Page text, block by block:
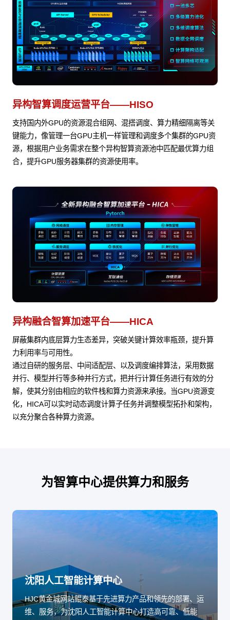
异构智算调度运营平台——HISO
支持国内外GPU的资源混合组网、混搭调度、算力精细隔离等关
键能力，像管理一台GPU主机一样管理和调度多个集群的GPU资
源，根据用户业务需求在整个异构智算资源池中匹配最优算力组
合，提升GPU服务器集群的资源使用率。
异构融合智算加速平台——HICA
屏蔽集群内底层算力生态差异，突破关键计算效率瓶颈，提升算
力利用率与可用性。
通过自研的服务层、中间适配层、以及调度编排算法，采用数据
并行、模型并行等多种并行方式，把并行计算任务进行有效的分
解，使其分别由相应的软件栈和算力资源来承接。当GPU资源变
化，HICA可以实时动态调度计算子任务并调整模型拓扑和架构，
以充分聚合各种算力资源。
为智算中心提供算力和服务
沈阳人工智能计算中心
HJC黄金城网站鲲泰基于先进算力产品和领先的部署、运
维、服务，为沈阳人工智能计算中心打造高可靠、低能